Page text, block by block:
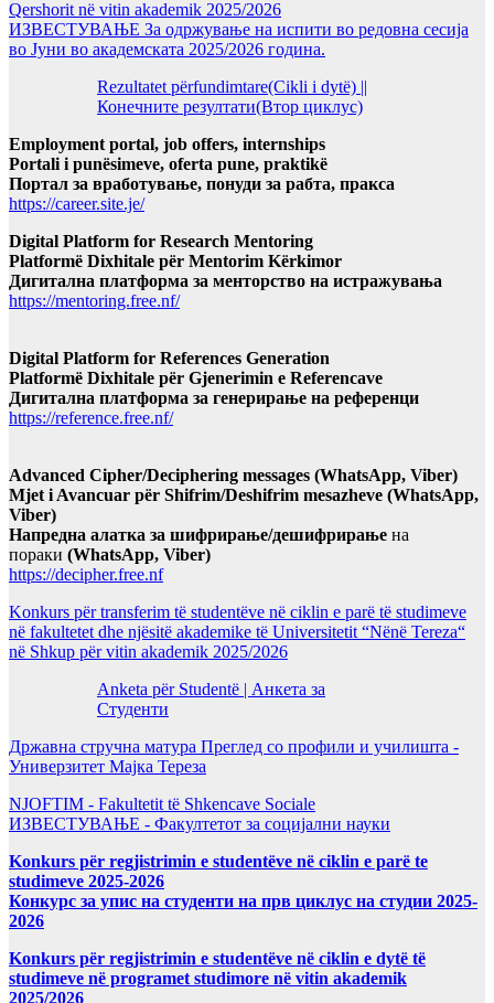
Qershorit në vitin akademik 2025/2026
ИЗВЕСТУВАЊЕ За одржување на испити во редовна сесија
во Јуни во академската 2025/2026 година.
Rezultatet përfundimtare(Cikli i dytë) ||
Конечните резултати(Втор циклус)
Employment portal, job offers, internships
Portali i punësimeve, oferta pune, praktikë
Портал за вработување, понуди за рабта, пракса
https://career.site.je/
Digital Platform for Research Mentoring
Platformë Dixhitale për Mentorim Kërkimor
Дигитална платформа за менторство на истражувања
https://mentoring.free.nf/
Digital Platform for References Generation
Platformë Dixhitale për Gjenerimin e Referencave
Дигитална платформа за генерирање на референци
https://reference.free.nf/
Advanced Cipher/Deciphering messages (WhatsApp, Viber)
Mjet i Avancuar për Shifrim/Deshifrim mesazheve (WhatsApp,
Viber)
Напредна алатка за шифрирање/дешифрирање на
пораки (WhatsApp, Viber)
https://decipher.free.nf
Konkurs për transferim të studentëve në ciklin e parë të studimeve
në fakultetet dhe njësitë akademike të Universitetit “Nënë Tereza“
në Shkup për vitin akademik 2025/2026
Anketa për Studentë | Анкета за
Студенти
Државна стручна матура Преглед со профили и училишта -
Универзитет Мајка Тереза
NJOFTIM - Fakultetit të Shkencave Sociale
ИЗВЕСТУВАЊЕ - Факултетот за социјални науки
Konkurs për regjistrimin e studentëve në ciklin e parë te
studimeve 2025-2026
Конкурс за упис на студенти на прв циклус на студии 2025-
2026
Konkurs për regjistrimin e studentëve në ciklin e dytë të
studimeve në programet studimore në vitin akademik
2025/2026